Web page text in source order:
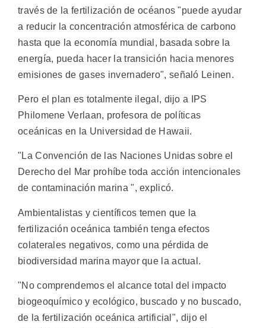
través de la fertilización de océanos "puede ayudar
a reducir la concentración atmosférica de carbono
hasta que la economía mundial, basada sobre la
energía, pueda hacer la transición hacia menores
emisiones de gases invernadero", señaló Leinen.
Pero el plan es totalmente ilegal, dijo a IPS
Philomene Verlaan, profesora de políticas
oceánicas en la Universidad de Hawaii.
"La Convención de las Naciones Unidas sobre el
Derecho del Mar prohíbe toda acción intencionales
de contaminación marina ", explicó.
Ambientalistas y científicos temen que la
fertilización oceánica también tenga efectos
colaterales negativos, como una pérdida de
biodiversidad marina mayor que la actual.
"No comprendemos el alcance total del impacto
biogeoquímico y ecológico, buscado y no buscado,
de la fertilización oceánica artificial", dijo el